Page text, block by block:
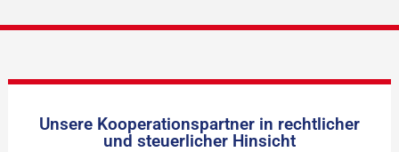
Unsere Kooperationspartner in rechtlicher
und steuerlicher Hinsicht